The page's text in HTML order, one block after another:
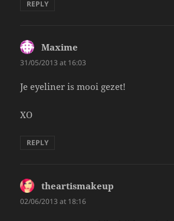
REPLY
Maxime
31/05/2013 at 16:03
Je eyeliner is mooi gezet!
XO
REPLY
theartismakeup
02/06/2013 at 18:16